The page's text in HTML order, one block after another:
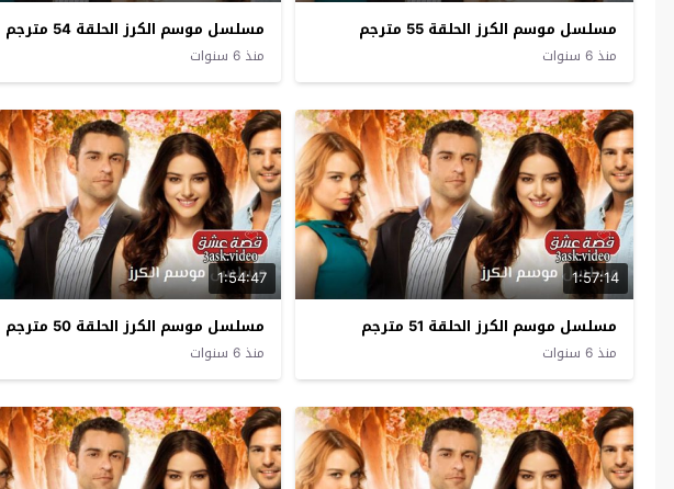
مسلسل موسم الكرز الحلقة 55 مترجم
منذ 6 سنوات
مسلسل موسم الكرز الحلقة 54 مترجم
منذ 6 سنوات
1:57:14
مسلسل موسم الكرز الحلقة 51 مترجم
منذ 6 سنوات
1:54:47
مسلسل موسم الكرز الحلقة 50 مترجم
منذ 6 سنوات